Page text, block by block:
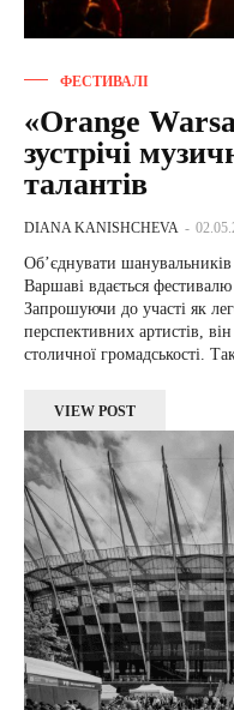
ФЕСТИВАЛІ
«Orange
зустрічі
талантів
DIANA KANISHCHEVA -
Об’єднувати
Варшаві вдається
Запрошуючи до участі як
перспективних артистів,
столичної громадськості.
VIEW POST